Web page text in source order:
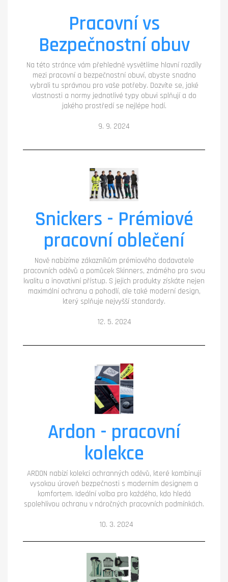
Pracovní vs
Bezpečnostní obuv
Na této stránce vám přehledně vysvětlíme hlavní rozdíly
mezi pracovní a bezpečnostní obuví, abyste snadno
vybrali tu správnou pro vaše potřeby. Dozvíte se, jaké
vlastnosti a normy jednotlivé typy obuvi splňují a do
jakého prostředí se nejlépe hodí.
9. 9. 2024
Snickers - Prémiové
pracovní oblečení
Nově nabízíme zákazníkům prémiového dodavatele
pracovních oděvů a pomůcek Skinners, známého pro svou
kvalitu a inovativní přístup. S jejich produkty získáte nejen
maximální ochranu a pohodlí, ale také moderní design,
který splňuje nejvyšší standardy.
12. 5. 2024
Ardon - pracovní
kolekce
ARDON nabízí kolekci ochranných oděvů, které kombinují
vysokou úroveň bezpečnosti s moderním designem a
komfortem. Ideální volba pro každého, kdo hledá
spolehlivou ochranu v náročných pracovních podmínkách.
10. 3. 2024